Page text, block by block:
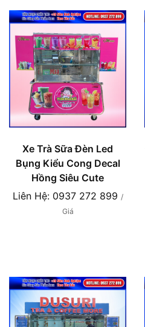
Xe Trà Sữa Đèn Led
Bụng Kiểu Cong Decal
Hồng Siêu Cute
Liên Hệ: 0937 272 899 /
Giá